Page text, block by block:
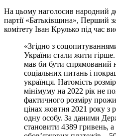
На цьому наголосив народний
партії «Батьківщина», Перший
комітету Іван Крулько під час
«Згідно з
України стали жити
мав би бути спрямований
соціальних питань і
українця. Натомість
мінімуму на 2022 рік не
фактичного розміру
цінах жовтня 2021 року з
одну особу. За даними
становити 4389 гривень,